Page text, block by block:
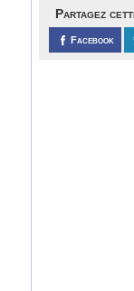
Partagez
Facebook